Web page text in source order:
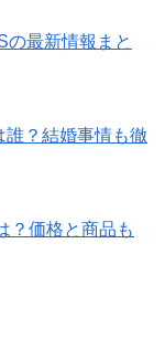
の最新情報まと
？結婚事情も徹
？価格と商品も